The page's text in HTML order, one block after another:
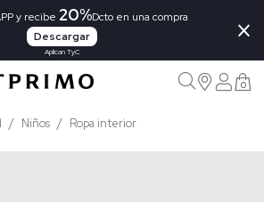
y recibe 20%Dcto en una compra
Descargar
Aplican TyC
×
0
Niños Ropa interior